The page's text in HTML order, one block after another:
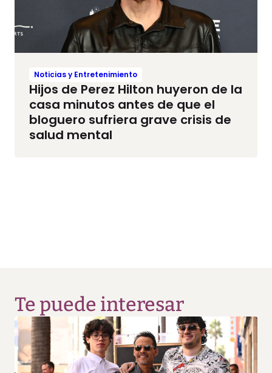
Noticias y Entretenimiento
Hijos de Perez Hilton huyeron de la
casa minutos antes de que el
bloguero sufriera grave crisis de
salud mental
Te puede interesar